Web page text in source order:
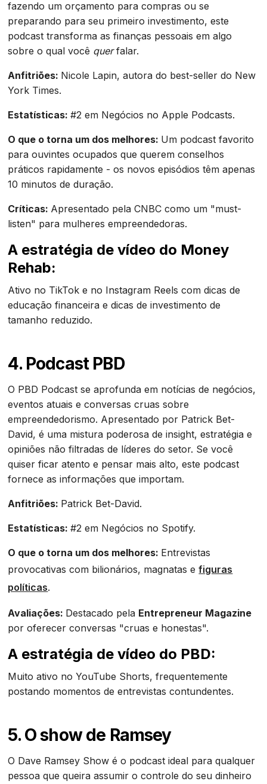
fazendo um orçamento para compras ou se
preparando para seu primeiro investimento, este
podcast transforma as finanças pessoais em algo
sobre o qual você querfalar.
Anfitriões: Nicole Lapin, autora do best-seller do New
York Times.
Estatísticas:#2 em Negócios no Apple Podcasts.
O que o torna um dos melhores: Um podcast favorito
para ouvintes ocupados que querem conselhos
práticos rapidamente - os novos episódios têm apenas
10 minutos de duração.
Críticas: Apresentado pela CNBC como um "must-
listen" para mulheres empreendedoras.
A estratégia de vídeo do Money
Rehab:
Ativo no TikTok e no Instagram Reels com dicas de
educação financeira e dicas de investimento de
tamanho reduzido.
4. Podcast PBD
O PBD Podcast se aprofunda em notícias de negócios,
eventos atuais e conversas cruas sobre
empreendedorismo. Apresentado por Patrick Bet-
David, é uma mistura poderosa de insight, estratégia e
opiniões não filtradas de líderes do setor. Se você
quiser ficar atento e pensar mais alto, este podcast
fornece as informações que importam.
Anfitriões: Patrick Bet-David.
Estatísticas:#2 em Negócios no Spotify.
O que o torna um dos melhores: Entrevistas
provocativas com bilionários, magnatas efiguras
políticas.
Avaliações: Destacado pela Entrepreneur Magazine
por oferecer conversas "cruas e honestas".
A estratégia de vídeo do PBD:
Muito ativo no YouTube Shorts, frequentemente
postando momentos de entrevistas contundentes.
5. O show de Ramsey
O Dave Ramsey Show é o podcast ideal para qualquer
pessoa que queira assumir o controle do seu dinheiro